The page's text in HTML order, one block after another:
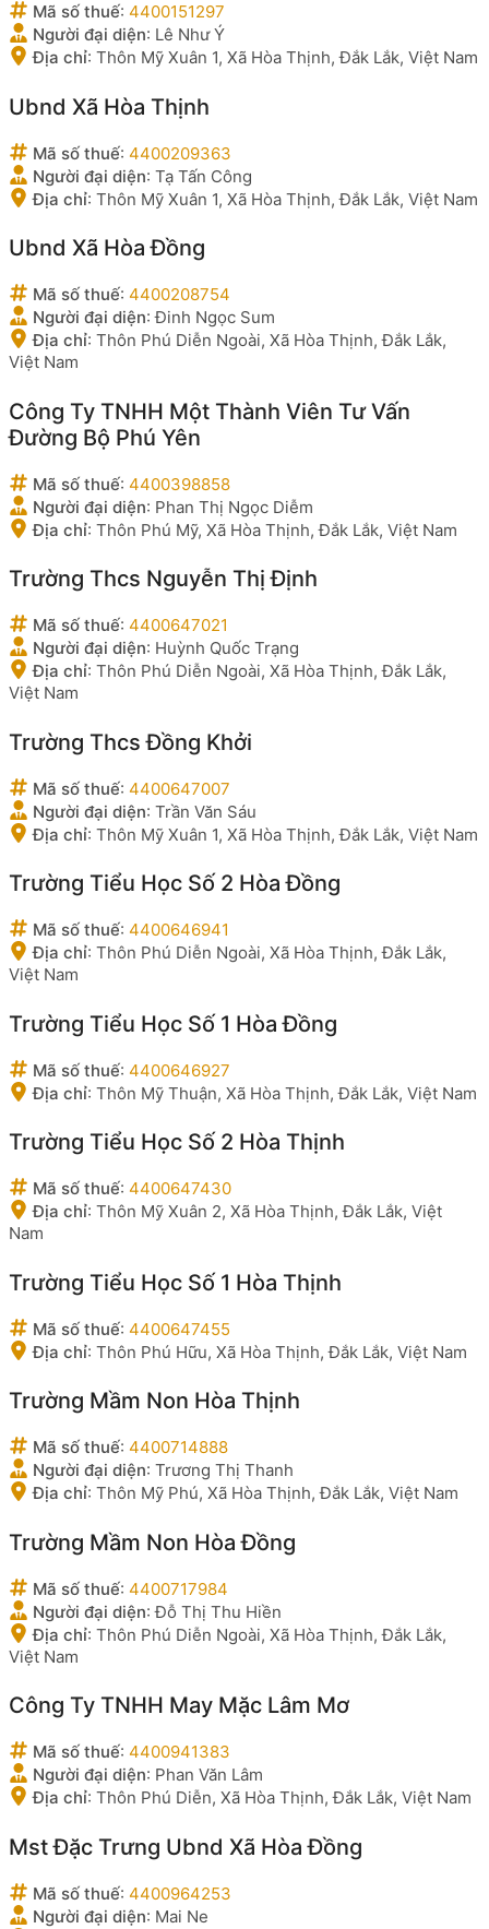
Mã số thuế: 4400151297
Người đại diện: Lê Như Ý
Địa chỉ: Thôn Mỹ Xuân 1, Xã Hòa Thịnh, Đắk Lắk, Việt Nam
Ubnd Xã Hòa Thịnh
Mã số thuế: 4400209363
Người đại diện: Tạ Tấn Công
Địa chỉ: Thôn Mỹ Xuân 1, Xã Hòa Thịnh, Đắk Lắk, Việt Nam
Ubnd Xã Hòa Đồng
Mã số thuế: 4400208754
Người đại diện:Đinh Ngọc Sum
Địa chỉ: Thôn Phú Diễn Ngoài, Xã Hòa Thịnh, Đắk Lắk,
Việt Nam
Công Ty TNHH Một Thành Viên Tư Vấn
Đường Bộ Phú Yên
Mã số thuế: 4400398858
Người đại diện: Phan Thị Ngọc Diễm
Địa chỉ: Thôn Phú Mỹ, Xã Hòa Thịnh, Đắk Lắk, Việt Nam
Trường Thcs Nguyễn Thị Định
Mã số thuế: 4400647021
Người đại diện: Huỳnh Quốc Trạng
Địa chỉ: Thôn Phú Diễn Ngoài, Xã Hòa Thịnh, Đắk Lắk,
Việt Nam
Trường Thcs Đồng Khởi
Mã số thuế: 4400647007
Người đại diện: Trần Văn Sáu
Địa chỉ: Thôn Mỹ Xuân 1, Xã Hòa Thịnh, Đắk Lắk, Việt Nam
Trường Tiểu Học Số 2 Hòa Đồng
Mã số thuế: 4400646941
Địa chỉ: Thôn Phú Diễn Ngoài, Xã Hòa Thịnh, Đắk Lắk,
Việt Nam
Trường Tiểu Học Số 1 Hòa Đồng
Mã số thuế: 4400646927
Địa chỉ: Thôn Mỹ Thuận, Xã Hòa Thịnh, Đắk Lắk, Việt Nam
Trường Tiểu Học Số 2 Hòa Thịnh
Mã số thuế: 4400647430
Địa chỉ: Thôn Mỹ Xuân 2, Xã Hòa Thịnh, Đắk Lắk, Việt
Nam
Trường Tiểu Học Số 1 Hòa Thịnh
Mã số thuế: 4400647455
Địa chỉ: Thôn Phú Hữu, Xã Hòa Thịnh, Đắk Lắk, Việt Nam
Trường Mầm Non Hòa Thịnh
Mã số thuế: 4400714888
Người đại diện: Trương Thị Thanh
Địa chỉ: Thôn Mỹ Phú, Xã Hòa Thịnh, Đắk Lắk, Việt Nam
Trường Mầm Non Hòa Đồng
Mã số thuế: 4400717984
Người đại diện:Đỗ Thị Thu Hiền
Địa chỉ: Thôn Phú Diễn Ngoài, Xã Hòa Thịnh, Đắk Lắk,
Việt Nam
Công Ty TNHH May Mặc Lâm Mơ
Mã số thuế: 4400941383
Người đại diện: Phan Văn Lâm
Địa chỉ: Thôn Phú Diễn, Xã Hòa Thịnh, Đắk Lắk, Việt Nam
Mst Đặc Trưng Ubnd Xã Hòa Đồng
Mã số thuế: 4400964253
Người đại diện: Mai Ne